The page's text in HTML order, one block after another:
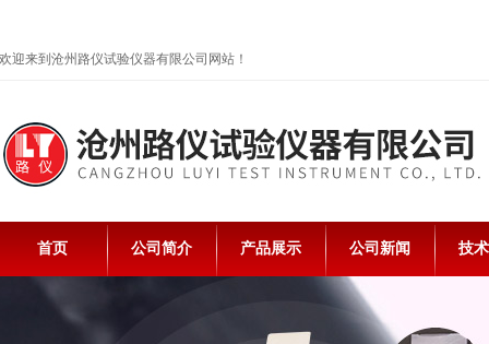
欢迎来到沧州路仪试验仪器有限公司网站！
首页 公司简介 产品展示 公司新闻 技